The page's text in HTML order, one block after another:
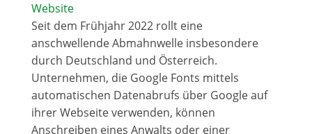
Website
Seit dem Frühjahr 2022 rollt eine
anschwellende Abmahnwelle insbesondere
durch Deutschland und Österreich.
Unternehmen, die Google Fonts mittels
automatischen Datenabrufs über Google auf
ihrer Webseite verwenden, können
Anschreiben eines Anwalts oder einer